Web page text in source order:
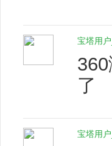
宝塔用
了
宝塔用